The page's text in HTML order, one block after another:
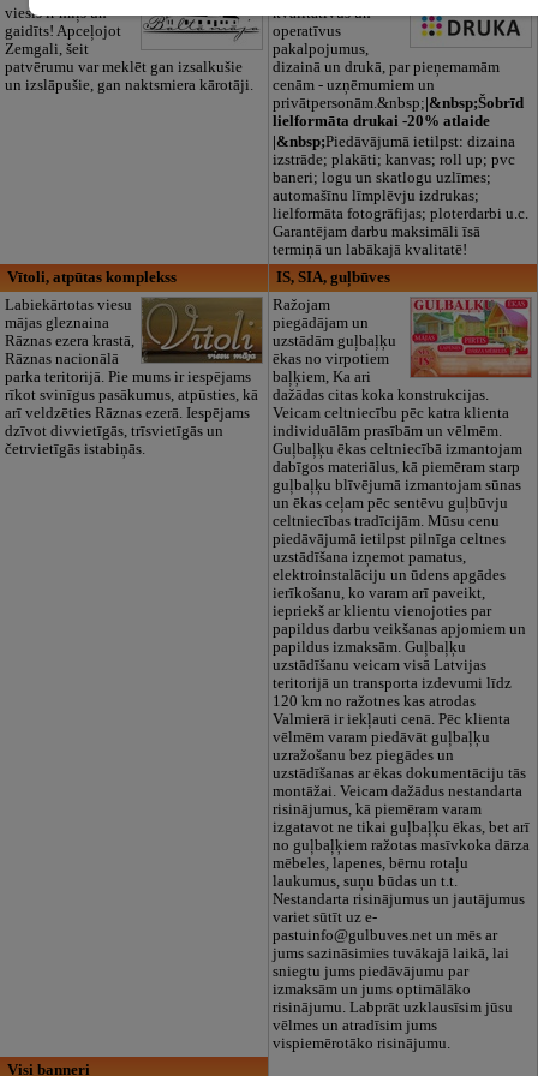
viesis ir mīļš un
gaidīts! Apceļojot
Zemgali, šeit
patvērumu var meklēt gan izsalkušie
un izslāpušie, gan naktsmiera kārotāji.
kvalitatīvus un
operatīvus
pakalpojumus,
dizainā un drukā, par pieņemamām
cenām - uzņēmumiem un
privātpersonām.&nbsp; |&nbsp;Šobrīd
lielformāta drukai -20% atlaide
|&nbsp;Piedāvājumā ietilpst: dizaina
izstrāde; plakāti; kanvas; roll up; pvc
baneri; logu un skatlogu uzlīmes;
automašīnu līmplēvju izdrukas;
lielformāta fotogrāfijas; ploterdarbi u.c.
Garantējam darbu maksimāli īsā
termiņā un labākajā kvalitatē!
Vītoli, atpūtas komplekss
Labiekārtotas viesu
mājas gleznaina
Rāznas ezera krastā,
Rāznas nacionālā
parka teritorijā. Pie mums ir iespējams
rīkot svinīgus pasākumus, atpūsties, kā
arī veldzēties Rāznas ezerā. Iespējams
dzīvot divvietīgās, trīsvietīgās un
četrvietīgās istabiņās.
IS, SIA, guļbūves
Ražojam
piegādājam un
uzstādām guļbaļķu
ēkas no virpotiem
baļķiem, Ka ari
dažādas citas koka konstrukcijas.
Veicam celtniecību pēc katra klienta
individuālām prasībām un vēlmēm.
Guļbaļķu ēkas celtniecībā izmantojam
dabīgos materiālus, kā piemēram starp
guļbaļķu blīvējumā izmantojam sūnas
un ēkas ceļam pēc sentēvu guļbūvju
celtniecības tradīcijām. Mūsu cenu
piedāvājumā ietilpst pilnīga celtnes
uzstādīšana izņemot pamatus,
elektroinstalāciju un ūdens apgādes
ierīkošanu, ko varam arī paveikt,
iepriekš ar klientu vienojoties par
papildus darbu veikšanas apjomiem un
papildus izmaksām. Guļbaļķu
uzstādīšanu veicam visā Latvijas
teritorijā un transporta izdevumi līdz
120 km no ražotnes kas atrodas
Valmierā ir iekļauti cenā. Pēc klienta
vēlmēm varam piedāvāt guļbaļķu
uzražošanu bez piegādes un
uzstādīšanas ar ēkas dokumentāciju tās
montāžai. Veicam dažādus nestandarta
risinājumus, kā piemēram varam
izgatavot ne tikai guļbaļķu ēkas, bet arī
no guļbaļķiem ražotas masīvkoka dārza
mēbeles, lapenes, bērnu rotaļu
laukumus, suņu būdas un t.t.
Nestandarta risinājumus un jautājumus
variet sūtīt uz e-
pastuinfo@gulbuves.net un mēs ar
jums sazināsimies tuvākajā laikā, lai
sniegtu jums piedāvājumu par
izmaksām un jums optimālāko
risinājumu. Labprāt uzklausīsim jūsu
vēlmes un atradīsim jums
vispiemērotāko risinājumu.
Visi banneri